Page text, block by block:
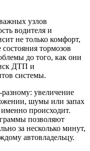
узлов
водителя и
не только комфорт,
тормозов
до того, как они
ДТП и
системы.
увеличение
шумы или запах
происходит.
позволяют
за несколько минут,
автовладельцу.